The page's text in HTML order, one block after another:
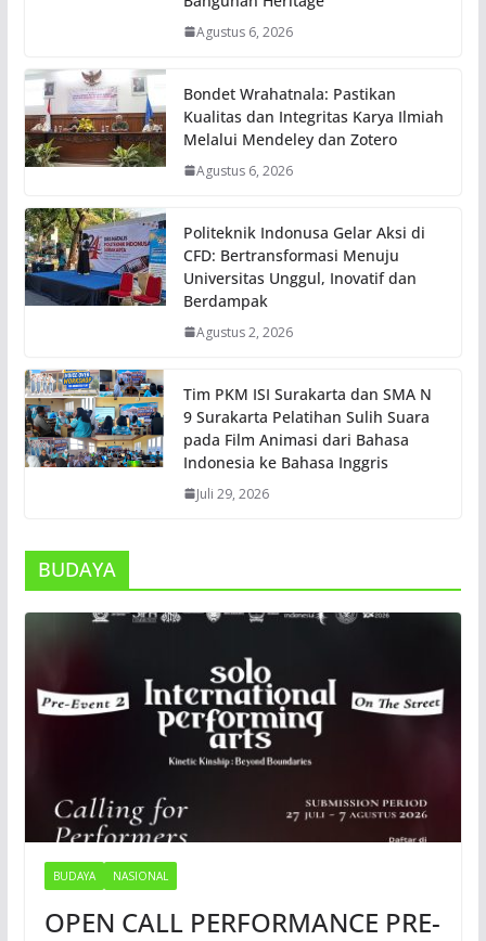
Agustus 6, 2026
Bondet Wrahatnala: Pastikan
Kualitas dan Integritas Karya Ilmiah
Melalui Mendeley dan Zotero
Agustus 6, 2026
Politeknik Indonusa Gelar Aksi di
CFD: Bertransformasi Menuju
Universitas Unggul, Inovatif dan
Berdampak
Agustus 2, 2026
Tim PKM ISI Surakarta dan SMA N
9 Surakarta Pelatihan Sulih Suara
pada Film Animasi dari Bahasa
Indonesia ke Bahasa Inggris
Juli 29, 2026
BUDAYA
BUDAYA NASIONAL
OPEN CALL PERFORMANCE PRE-